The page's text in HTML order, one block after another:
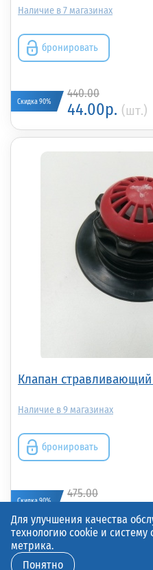
7
бронировать
Скидка 90%
440.00
44.00р. (шт.)
Клапан
9
бронировать
Скидка 90%
475.00
Для улучшения качества
технологию cookie и систему
метрика.
Понятно